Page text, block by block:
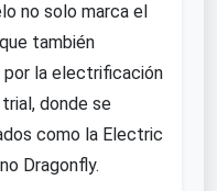
no solo marca el
también
por la electrificación
donde se
como la Electric
Dragonfly.